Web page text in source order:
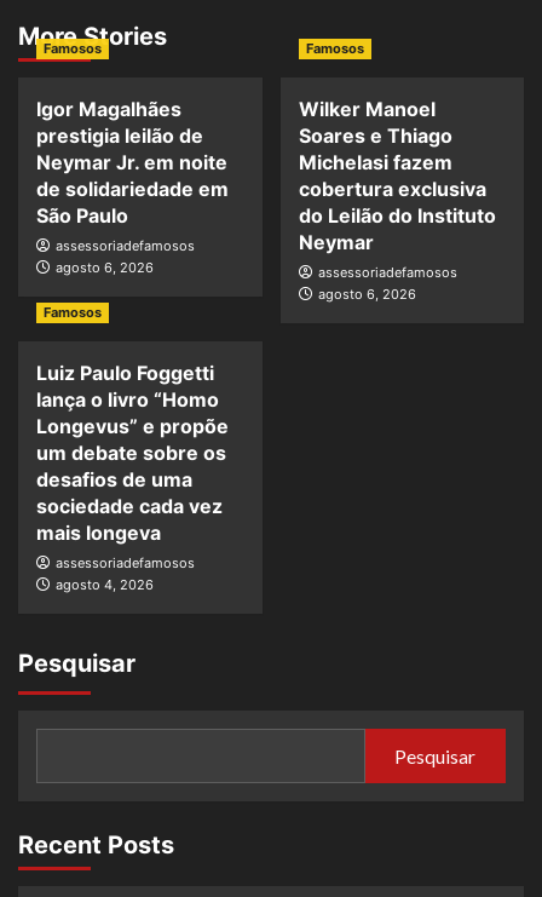
More Stories
Famosos
Igor Magalhães
prestigia leilão de
Neymar Jr. em noite
de solidariedade em
São Paulo
assessoriadefamosos
agosto 6, 2026
Famosos
Wilker Manoel
Soares e Thiago
Michelasi fazem
cobertura exclusiva
do Leilão do Instituto
Neymar
assessoriadefamosos
agosto 6, 2026
Famosos
Luiz Paulo Foggetti
lança o livro “Homo
Longevus” e propõe
um debate sobre os
desafios de uma
sociedade cada vez
mais longeva
assessoriadefamosos
agosto 4, 2026
Pesquisar
Pesquisar
Recent Posts